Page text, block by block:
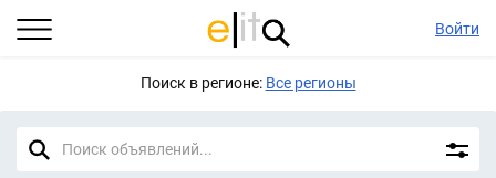
Поиск в регионе: Все регионы
Войти